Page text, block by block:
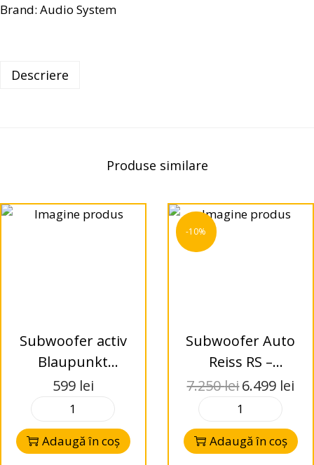
Brand: Audio System
Descriere
Produse similare
Subwoofer activ
Blaupunkt
GTb8200 A
599 lei
Adaugă în coș
-10%
Subwoofer Auto
Reiss RS –
RANGE18.D1
7.250lei6.499 lei
Adaugă în coș